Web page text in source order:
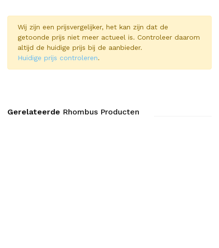
Wij zijn een prijsvergelijker, het kan zijn dat de
getoonde prijs niet meer actueel is. Controleer daarom
altijd de huidige prijs bij de aanbieder.
Huidige prijs controleren.
Gerelateerde Rhombus Producten